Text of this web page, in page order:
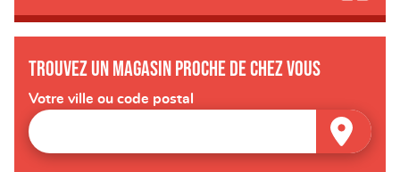
Trouvez un magasin proche de chez vous
Votre ville ou code postal